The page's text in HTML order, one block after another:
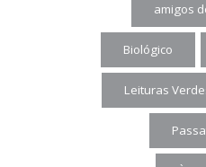
amigos
Biológico
Leituras